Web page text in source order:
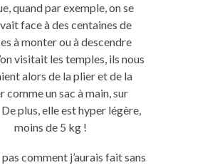
quandpar exemple,onse
faceà des centaines de
à monter ou à descendre
onvisitait les temples, ils nous
alors de la plier et de la
comme un sac à main, sur
plus,elleesthyperlégère,
moins de 5 kg !
pas comment j’aurais fait sans